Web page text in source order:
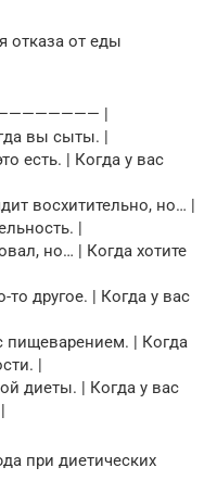
отказа от еды
|
вы сыты. |
есть. | Когда у вас
восхитительно, но… |
|
но… | Когда хотите
другое. | Когда у вас
| Когда
|
диеты. | Когда у вас
при диетических